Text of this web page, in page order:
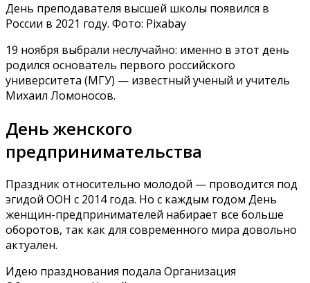
День преподавателя высшей школы появился в
России в 2021 году. Фото: Pixabay
19 ноября выбрали неслучайно: именно в этот день
родился основатель первого российского
университета (МГУ) — известный ученый и учитель
Михаил Ломоносов.
День женского
предпринимательства
Праздник относительно молодой — проводится под
эгидой ООН с 2014 года. Но с каждым годом День
женщин-предпринимателей набирает все больше
оборотов, так как для современного мира довольно
актуален.
Идею празднования подала Организация